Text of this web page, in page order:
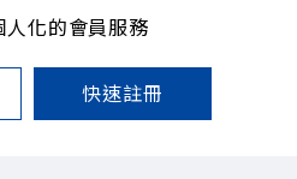
化的會員服務
快速註冊